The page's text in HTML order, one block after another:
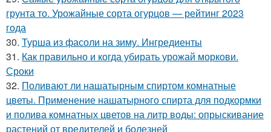
грунта то. Урожайные сорта огурцов — рейтинг 2023
года
30. Турша из фасоли на зиму. Ингредиенты
31. Как правильно и когда убирать урожай моркови.
Сроки
32. Поливают ли нашатырным спиртом комнатные
цветы. Применение нашатырного спирта для подкормки
и полива комнатных цветов на литр воды: опрыскивание
растений от вредителей и болезней